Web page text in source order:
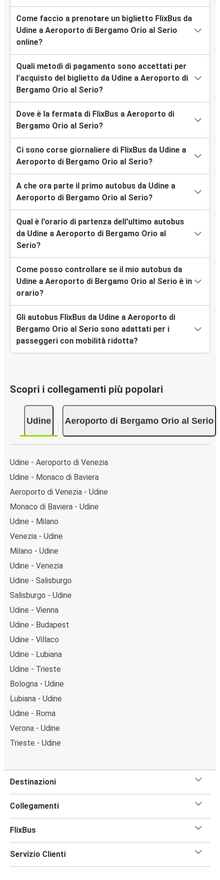
Come faccio a prenotare un biglietto FlixBus da
Udine a Aeroporto di Bergamo Orio al Serio
online?
Quali metodi di pagamento sono accettati per
l’acquisto del biglietto da Udine a Aeroporto di
Bergamo Orio al Serio?
Dove è la fermata di FlixBus a Aeroporto di
Bergamo Orio al Serio?
Ci sono corse giornaliere di FlixBus da Udine a
Aeroporto di Bergamo Orio al Serio?
A che ora parte il primo autobus da Udine a
Aeroporto di Bergamo Orio al Serio?
Qual è l'orario di partenza dell'ultimo autobus
da Udine a Aeroporto di Bergamo Orio al
Serio?
Come posso controllare se il mio autobus da
Udine a Aeroporto di Bergamo Orio al Serio è in
orario?
Gli autobus FlixBus da Udine a Aeroporto di
Bergamo Orio al Serio sono adattati per i
passeggeri con mobilità ridotta?
Scopri i collegamenti più popolari
Udine Aeroporto di Bergamo Orio al Serio
Udine - Aeroporto di Venezia
Udine - Monaco di Baviera
Aeroporto di Venezia - Udine
Monaco di Baviera - Udine
Udine - Milano
Venezia - Udine
Milano - Udine
Udine - Venezia
Udine - Salisburgo
Salisburgo - Udine
Udine - Vienna
Udine - Budapest
Udine - Villaco
Udine - Lubiana
Udine - Trieste
Bologna - Udine
Lubiana - Udine
Udine - Roma
Verona - Udine
Trieste - Udine
Destinazioni
Collegamenti
FlixBus
Servizio Clienti